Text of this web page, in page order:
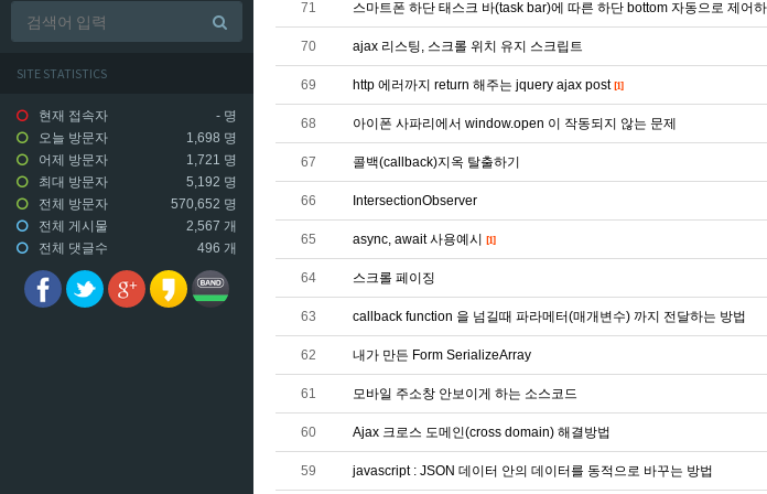
SITE STATISTICS
- 명
현재 접속자
1,698 명
오늘 방문자
1,721 명
어제 방문자
5,192 명
최대 방문자
570,652 명
전체 방문자
2,567 개
전체 게시물
496 개
전체 댓글수
71 스마트폰 하단 태스크 바(task bar)에 따른 하단 bottom 자동으로 제어하
70 ajax 리스팅, 스크롤 위치 유지 스크립트
69 http 에러까지 return 해주는 jquery ajax post[1]
68 아이폰 사파리에서 window.open 이 작동되지 않는 문제
67 콜백(callback)지옥 탈출하기
66 IntersectionObserver
65 async, await 사용예시 [1]
64 스크롤 페이징
63 callback function 을 넘길때 파라메터(매개변수) 까지 전달하는 방법
62 내가 만든 Form SerializeArray
61 모바일 주소창 안보이게 하는 소스코드
60 Ajax 크로스 도메인(cross domain) 해결방법
59 javascript : JSON 데이터 안의 데이터를 동적으로 바꾸는 방법